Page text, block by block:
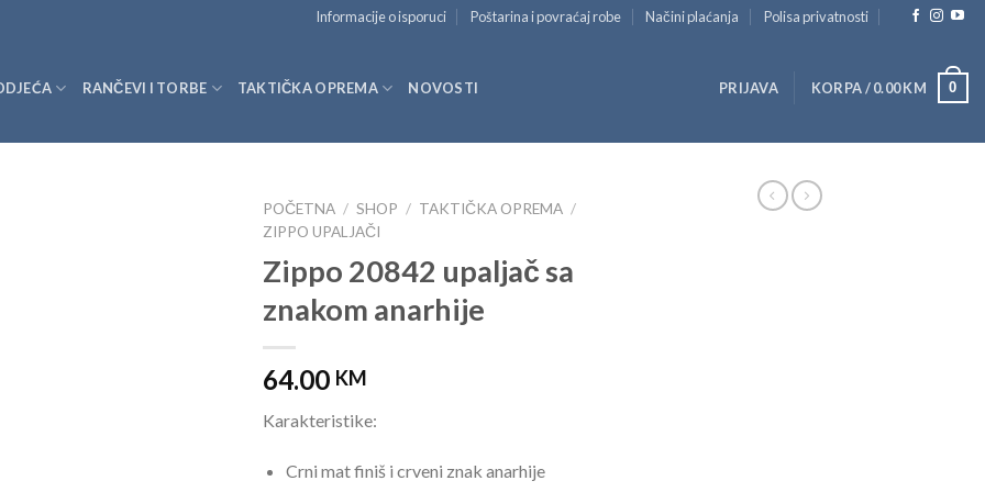
Informacije o isporuci Poštarina i povraćaj robe Načini plaćanja Polisa privatnosti
RANČEVI I TORBE TAKTIČKA OPREMA NOVOSTI PRIJAVA KORPA /0.00KM 0
POČETNA / SHOP / TAKTIČKA OPREMA /
ZIPPO UPALJAČI
Zippo 20842 upaljač sa
znakom anarhije
64.00 KM
Karakteristike:
Crni mat finiš i crveni znak anarhije